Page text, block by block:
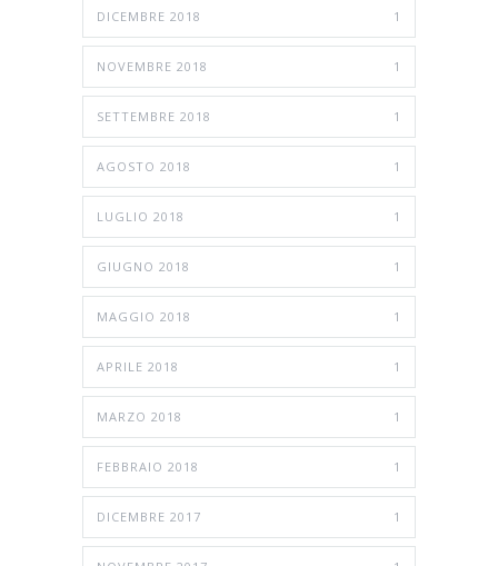
DICEMBRE 2018 1
NOVEMBRE 2018 1
SETTEMBRE 2018 1
AGOSTO 2018 1
LUGLIO 2018 1
GIUGNO 2018 1
MAGGIO 2018 1
APRILE 2018 1
MARZO 2018 1
FEBBRAIO 2018 1
DICEMBRE 2017 1